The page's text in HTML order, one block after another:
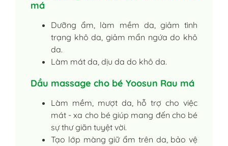
má
Dưỡng ẩm, làm mềm da, giảm tình
trạng khô da, giảm mẩn ngứa do khô
da.
Làm mát da, dịu da do khô da.
Dầu massage cho bé Yoosun Rau má
Làm mềm, mượt da, hỗ trợ cho việc
mát - xa cho bé giúp mang đến cho bé
sự thư giãn tuyệt vời.
Tạo lớp màng giữ ẩm trên da, bảo vệ